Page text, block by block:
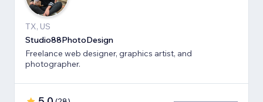
TX, US
Studio88PhotoDesign
Freelance web designer, graphics artist, and
photographer.